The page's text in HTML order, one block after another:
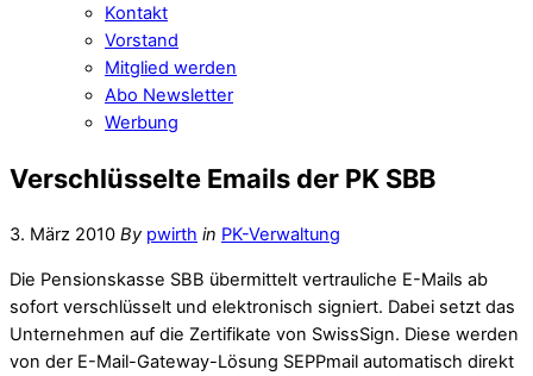
Kontakt
Vorstand
Mitglied werden
Abo Newsletter
Werbung
Verschlüsselte Emails der PK SBB
3. März 2010 By pwirth in PK-Verwaltung
Die Pensionskasse SBB übermittelt vertrauliche E-Mails ab
sofort verschlüsselt und elektronisch signiert. Dabei setzt das
Unternehmen auf die Zertifikate von SwissSign. Diese werden
von der E-Mail-Gateway-Lösung SEPPmail automatisch direkt